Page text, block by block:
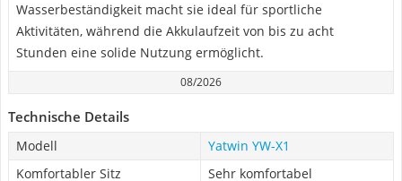
Wasserbeständigkeit macht sie ideal für sportliche
Aktivitäten, während die Akkulaufzeit von bis zu acht
Stunden eine solide Nutzung ermöglicht.
08/2026
Technische Details
Modell
Yatwin YW-X1
Komfortabler Sitz
Sehr komfortabel